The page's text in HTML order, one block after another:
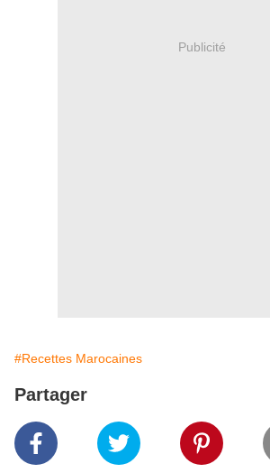
Publicité
#Recettes Marocaines
Partager